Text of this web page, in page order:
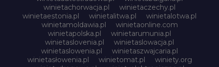
winietachorwacja.pl
winietaczechy.pl
winietaestonia.pl
winietalitwa.pl
winietalotwa.pl
winietamoldawia.pl
winietaonline.com
winietapolska.pl
winietarumunia.pl
winietaslovenia.pl
winietaslowacja.pl
winietaslowenia.pl
winietaszwajcaria.pl
winietasłowenia.pl
winietomat.pl
winiety.org